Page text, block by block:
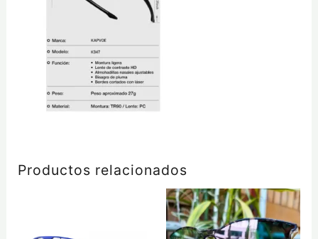
Productos relacionados